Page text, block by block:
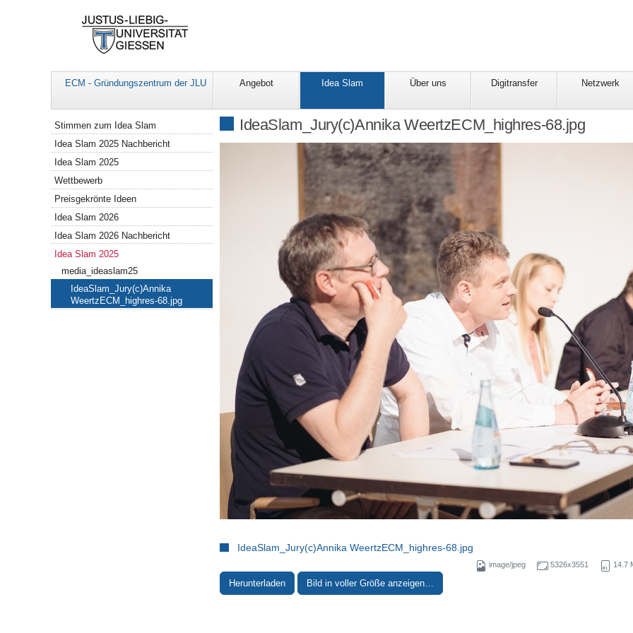
ECM - Gründungszentrum der JLU Angebot Idea Slam Über uns Digitransfer Netzwerk
IdeaSlam_Jury(c)Annika WeertzECM_highres-68.jpg
IdeaSlam_Jury(c)Annika WeertzECM_highres-68.jpg
image/jpeg 5326x3551 14.7
Herunterladen Bild in voller Größe anzeigen…
Navigation
Stimmen zum Idea Slam
Idea Slam 2025 Nachbericht
Idea Slam 2025
Wettbewerb
Preisgekrönte Ideen
Idea Slam 2026
Idea Slam 2026 Nachbericht
Idea Slam 2025
media_ideaslam25
IdeaSlam_Jury(c)Annika
WeertzECM_highres-68.jpg